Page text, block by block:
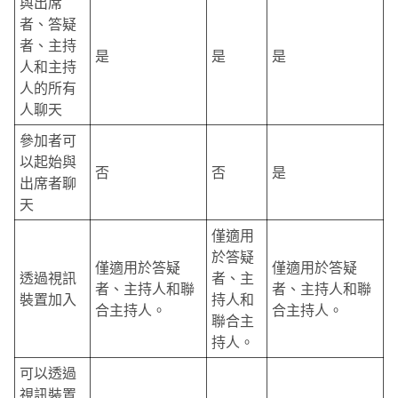
者、答疑
者、主持
人和主持
人的所有
人聊天
是 是 是
參加者可
以起始與
出席者聊
天
否 否 是
透過視訊
裝置加入
僅適用於答疑
者、主持人和聯
合主持人。
僅適用
於答疑
者、主
持人和
聯合主
持人。
僅適用於答疑
者、主持人和聯
合主持人。
可以透過
視訊裝置